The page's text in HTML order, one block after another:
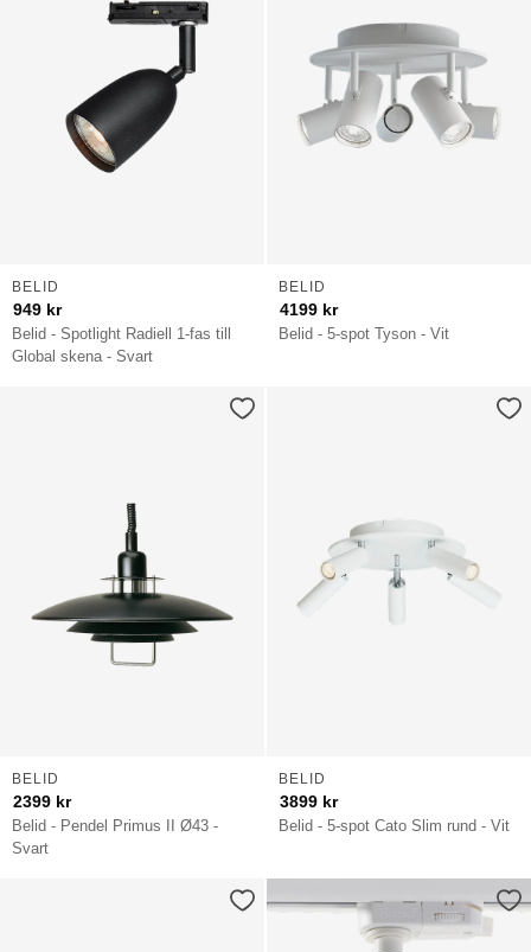
Belid - Spotlight Radiell 1-fas till
Global skena - Svart
BELID
949 kr
Belid - 5-spot Tyson - Vit
BELID
4199 kr
Belid - Pendel Primus II Ø43 -
Svart
BELID
2399 kr
Belid - 5-spot Cato Slim rund - Vit
BELID
3899 kr